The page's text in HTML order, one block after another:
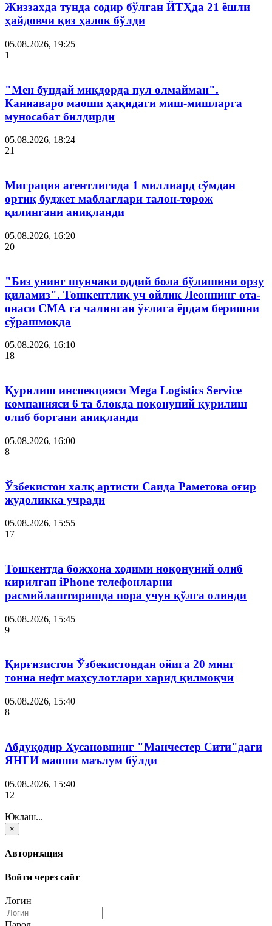
Жиззахда тунда содир бўлган ЙТҲда 21 ёшли
ҳайдовчи қиз ҳалок бўлди
05.08.2026, 19:25
1
"Мен бундай миқдорда пул олмайман".
Каннаваро маоши ҳақидаги миш-мишларга
муносабат билдирди
05.08.2026, 18:24
21
Миграция агентлигида 1 миллиард сўмдан
ортиқ буджет маблағлари талон-торож
қилингани аниқланди
05.08.2026, 16:20
20
"Биз унинг шунчаки оддий бола бўлишини орзу
қиламиз". Тошкентлик уч ойлик Леоннинг ота-
онаси СМА га чалинган ўғлига ёрдам беришни
сўрашмоқда
05.08.2026, 16:10
18
Қурилиш инспекцияси Мega Logistics Service
компанияси 6 та блокда ноқонуний қурилиш
олиб боргани аниқланди
05.08.2026, 16:00
8
Ўзбекистон халқ артисти Саида Раметова оғир
жудоликка учради
05.08.2026, 15:55
17
Тошкентда божхона ходими ноқонуний олиб
кирилган iPhone телефонларни
расмийлаштиришда пора учун қўлга олинди
05.08.2026, 15:45
9
Қирғизистон Ўзбекистондан ойига 20 минг
тонна нефт маҳсулотлари харид қилмоқчи
05.08.2026, 15:40
8
Абдуқодир Хусановнинг "Манчестер Сити"даги
ЯНГИ маоши маълум бўлди
05.08.2026, 15:40
12
Юклаш...
×
Авторизация
Войти через сайт
Логин